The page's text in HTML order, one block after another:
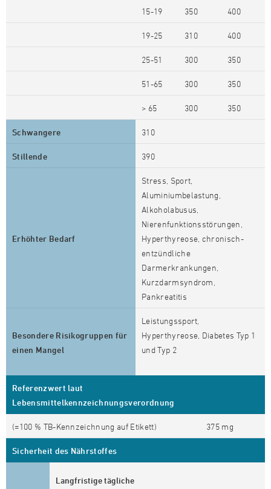
15-19 350 400
19-25 310 400
25-51 300 350
51-65 300 350
> 65 300 350
Schwangere 310
Stillende 390
Erhöhter Bedarf
Stress, Sport,
Aluminiumbelastung,
Alkoholabusus,
Nierenfunktionsstörungen,
Hyperthyreose, chronisch-
entzündliche
Darmerkrankungen,
Kurzdarmsyndrom,
Pankreatitis
Besondere Risikogruppen für
einen Mangel
Leistungssport,
Hyperthyreose, Diabetes Typ 1
und Typ 2
Referenzwert laut
Lebensmittelkennzeichnungsverordnung
(=100 % TB-Kennzeichnung auf Etikett) 375 mg
Sicherheit des Nährstoffes
Langfristige tägliche